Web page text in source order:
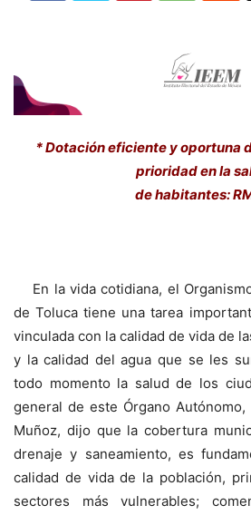
* Dotación eficiente y oportuna
prioridad en la
de habitantes:
En la vida cotidiana, el
de Toluca tiene una tarea
vinculada con la calidad de vida de
y la calidad del agua que se les
todo momento la salud de los
general de este Órgano
Muñoz, dijo que la cobertura
drenaje y saneamiento, es
calidad de vida de la población,
sectores más vulnerables;